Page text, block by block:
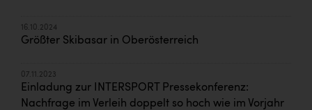
16.10.2024
Größter Skibasar in Oberösterreich
07.11.2023
Einladung zur INTERSPORT Pressekonferenz:
Nachfrage im Verleih doppelt so hoch wie im Vorjahr